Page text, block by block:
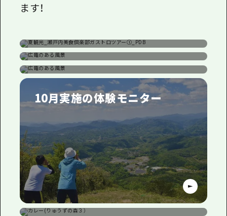
ます！
7月実施の体験モニター
８月実施の体験モニター
９月実施の体験モニター
10月実施の体験モニター